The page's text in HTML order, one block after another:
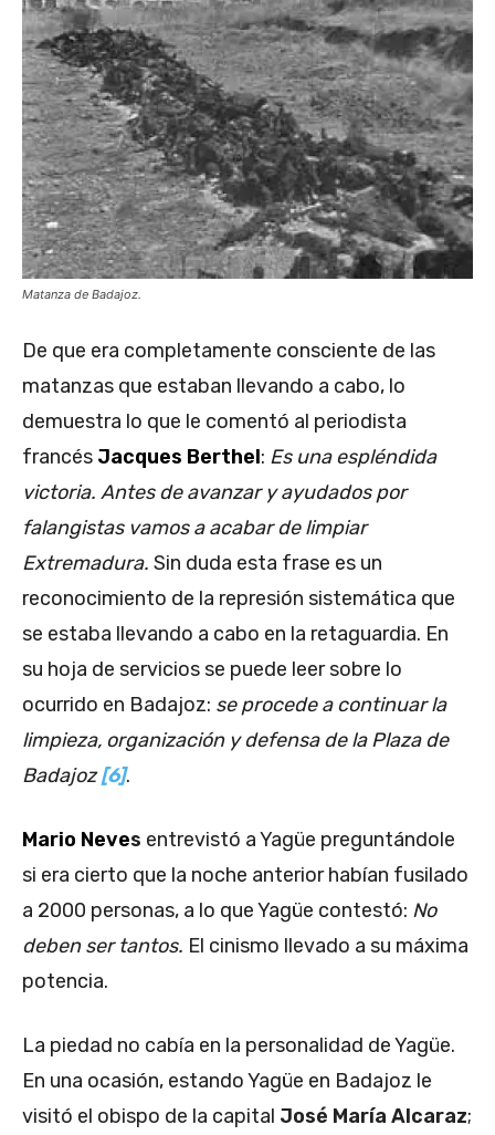
Matanza de Badajoz.
De que era completamente consciente de las
matanzas que estaban llevando a cabo, lo
demuestra lo que le comentó al periodista
francés Jacques Berthel: Es una espléndida
victoria. Antes de avanzar y ayudados por
falangistas vamos a acabar de limpiar
Extremadura. Sin duda esta frase es un
reconocimiento de la represión sistemática que
se estaba llevando a cabo en la retaguardia. En
su hoja de servicios se puede leer sobre lo
ocurrido en Badajoz: se procede a continuar la
limpieza, organización y defensa de la Plaza de
Badajoz[6].
Mario Neves entrevistó a Yagüe preguntándole
si era cierto que la noche anterior habían fusilado
a 2000 personas, a lo que Yagüe contestó: No
deben ser tantos. El cinismo llevado a su máxima
potencia.
La piedad no cabía en la personalidad de Yagüe.
En una ocasión, estando Yagüe en Badajoz le
visitó el obispo de la capital José María Alcaraz;